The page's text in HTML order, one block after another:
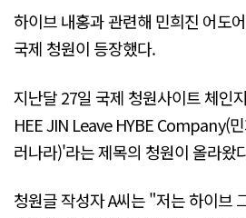
하이브 내홍과 관련해 민희진 어도
국제 청원이 등장했다.
지난달 27일 국제 청원사이트 체인
HEE JIN Leave HYBE Company(
러나라)'라는 제목의 청원이 올라왔
청원글 작성자 A씨는 "저는 하이브